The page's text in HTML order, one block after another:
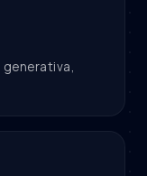
generativa,